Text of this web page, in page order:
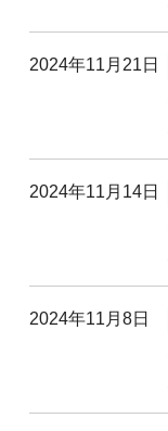
2024年11月21日
2024年11月14日
2024年11月8日